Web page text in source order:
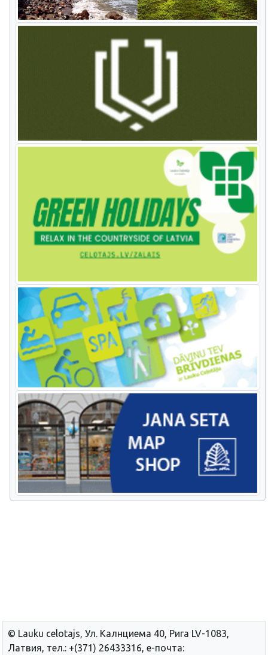
© Lauku сelotajs, Ул. Калнциема 40, Рига LV-1083,
Латвия, тел.: +(371) 26433316, е-почта: